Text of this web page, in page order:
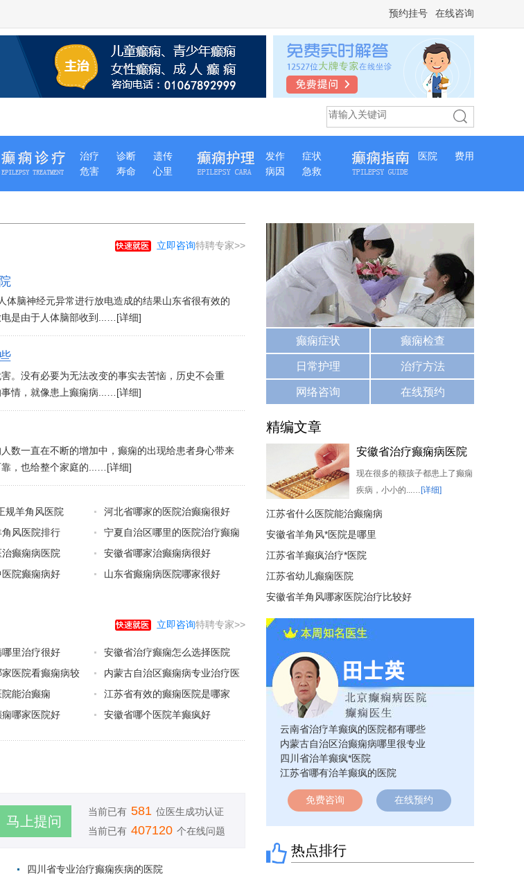
预约挂号 在线咨询
治疗 诊断
遗传
危害
寿命 心里
发作
症状
病因
急救
医院 费用
立即咨询特聘专家>>
体脑神经元异常进行放电造成的结果山东省很有效的
是由于人体脑部收到...… [详细]
。没有必要为无法改变的事实去苦恼，历史不会重
情，就像患上癫痫病...… [详细]
数一直在不断的增加中，癫痫的出现给患者身心带来
，也给整个家庭的...… [详细]
规羊角风医院
河北省哪家的医院治癫痫很好
风医院排行
宁夏自治区哪里的医院治疗癫痫
癫痫病医院
安徽省哪家治癫痫病很好
院癫痫病好 山东省癫痫病医院哪家很好
立即咨询特聘专家>>
里治疗很好
安徽省治疗癫痫怎么选择医院
医院看癫痫病较
内蒙古自治区癫痫病专业治疗医
能治癫痫
江苏省有效的癫痫医院是哪家
哪家医院好 安徽省哪个医院羊癫疯好
当前已有 581 位医生成功认证
当前已有 407120 个在线问题
四川省专业治疗癫痫疾病的医院
癫痫症状 癫痫检查
日常护理 治疗方法
网络咨询 在线预约
精编文章
安徽省治疗癫痫病医院
哪家比较好
现在很多的额孩子都患上了癫痫
疾病，小小的...… [详细]
江苏省什么医院能治癫痫病
安徽省羊角风*医院是哪里
江苏省羊癫疯治疗*医院
江苏省幼儿癫痫医院
安徽省羊角风哪家医院治疗比较好
云南省治疗羊癫疯的医院都有哪些
内蒙古自治区治癫痫病哪里很专业
四川省治羊癫疯*医院
江苏省哪有治羊癫疯的医院
免费咨询 在线预约
热点排行